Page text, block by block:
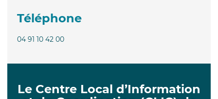
Téléphone
04 91 10 42 00
Le Centre Local d’Information